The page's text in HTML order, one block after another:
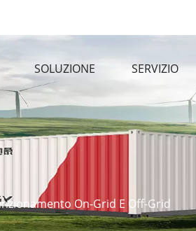
SOLUZIONE SERVIZIO
On-Grid E Off-Grid